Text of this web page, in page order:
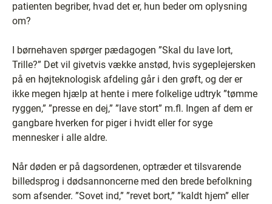
patienten begriber, hvad det er, hun beder om oplysning
om?
I børnehaven spørger pædagogen ”Skal du lave lort,
Trille?” Det vil givetvis vække anstød, hvis sygeplejersken
på en højteknologisk afdeling går i den grøft, og der er
ikke megen hjælp at hente i mere folkelige udtryk ”tømme
ryggen,” ”presse en dej,” ”lave stort” m.fl. Ingen af dem er
gangbare hverken for piger i hvidt eller for syge
mennesker i alle aldre.
Når døden er på dagsordenen, optræder et tilsvarende
billedsprog i dødsannoncerne med den brede befolkning
som afsender. ”Sovet ind,” ”revet bort,” ”kaldt hjem” eller